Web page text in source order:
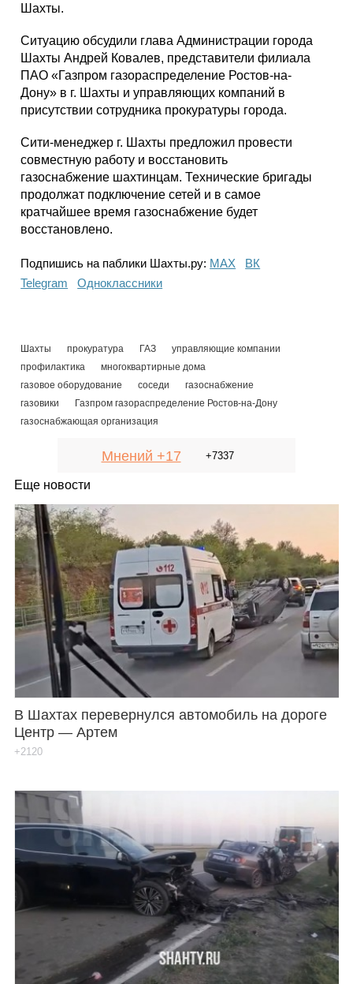
Шахты.
Ситуацию обсудили глава Администрации города
Шахты Андрей Ковалев, представители филиала
ПАО «Газпром газораспределение Ростов-на-
Дону» в г. Шахты и управляющих компаний в
присутствии сотрудника прокуратуры города.
Сити-менеджер г. Шахты предложил провести
совместную работу и восстановить
газоснабжение шахтинцам. Технические бригады
продолжат подключение сетей и в самое
кратчайшее время газоснабжение будет
восстановлено.
Подпишись на паблики Шахты.ру: МАХ
ВК
Telegram
Одноклассники
Шахты прокуратура ГАЗ
управляющие компании
профилактика
многоквартирные дома
газовое оборудование
соседи
газоснабжение
газовики
Газпром газораспределение Ростов-на-Дону
газоснабжающая организация
Мнений +17 +7337
Еще новости
В Шахтах перевернулся автомобиль на дороге
Центр — Артем
+2120